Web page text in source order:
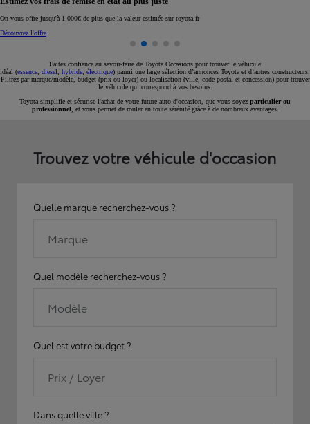
Réservez en ligne votre occasion pour 1€ seulement
Réservez en ligne
Faites confiance au savoir-faire de Toyota Occasions pour trouver le véhicule
idéal (essence diesel hybride électrique) parmi une large sélection d’annonces Toyota et d’autres constructeurs.
Filtrez par marque/modèle, budget (prix ou loyer) ou localisation (ville, code postal et concession) pour trouver
le véhicule qui correspond à vos besoins.
Toyota simplifie et sécurise l'achat de votre future auto d'occasion, que vous soyez particulier ou
professionnel , et vous permet de rouler en toute sérénité grâce à de nombreux avantages.
Trouvez votre véhicule d'occasion
Quelle marque recherchez-vous ?
Marque
Quel modèle recherchez-vous ?
Modèle
Quel est votre budget ?
Prix / Loyer
Dans quelle ville ?